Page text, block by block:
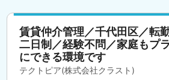
賃貸仲介管理／千代田区／転
二日制／経験不問／家庭もプ
にできる環境です
テクトピア(株式会社クラスト)